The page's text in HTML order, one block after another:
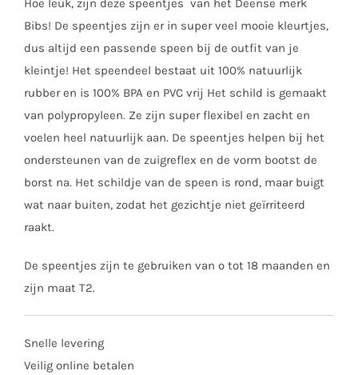
Hoe leuk, zijn deze speentjes van het Deense merk
Bibs! De speentjes zijn er in super veel mooie kleurtjes,
dus altijd een passende speen bij de outfit van je
kleintje! Het speendeel bestaat uit 100% natuurlijk
rubber en is 100% BPA en PVC vrij Het schild is gemaakt
van polypropyleen. Ze zijn super flexibel en zacht en
voelen heel natuurlijk aan. De speentjes helpen bij het
ondersteunen van de zuigreflex en de vorm bootst de
borst na. Het schildje van de speen is rond, maar buigt
wat naar buiten, zodat het gezichtje niet geïrriteerd
raakt.
De speentjes zijn te gebruiken van o tot 18 maanden en
zijn maat T2.
Snelle levering
Veilig online betalen